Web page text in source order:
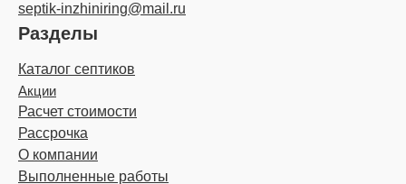
septik-inzhiniring@mail.ru
Разделы
Каталог септиков
Акции
Расчет стоимости
Рассрочка
О компании
Выполненные работы